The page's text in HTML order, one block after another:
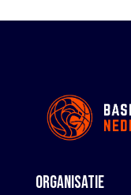
ORGANISATIE